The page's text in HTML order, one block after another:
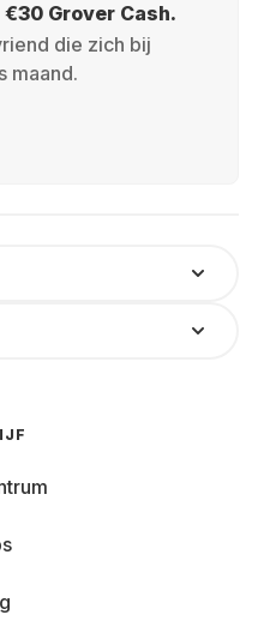
Grover Cash.
die zich bij
maand.